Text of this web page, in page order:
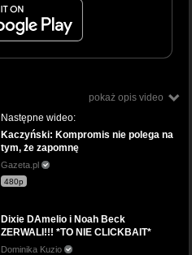
pokaż opis video
Następne wideo:
Kaczyński: Kompromis nie polega na
tym, że zapomnę
Gazeta.pl
480p
Dixie DAmelio i Noah Beck
ZERWALI!!! *TO NIE CLICKBAIT*
Dominika Kuzio